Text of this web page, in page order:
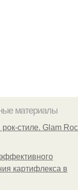
материалы
стиле. Glam
картифлекса в